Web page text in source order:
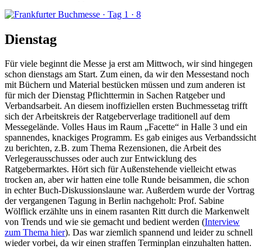
Dienstag
Für viele beginnt die Messe ja erst am Mittwoch, wir sind hingegen
schon dienstags am Start. Zum einen, da wir den Messestand noch
mit Büchern und Material bestücken müssen und zum anderen ist
für mich der Dienstag Pflichttermin in Sachen Ratgeber und
Verbandsarbeit. An diesem inoffiziellen ersten Buchmessetag trifft
sich der Arbeitskreis der Ratgeberverlage traditionell auf dem
Messegelände. Volles Haus im Raum „Facette“ in Halle 3 und ein
spannendes, knackiges Programm. Es gab einiges aus Verbandssicht
zu berichten, z.B. zum Thema Rezensionen, die Arbeit des
Verlegerausschusses oder auch zur Entwicklung des
Ratgebermarktes. Hört sich für Außenstehende vielleicht etwas
trocken an, aber wir hatten eine tolle Runde beisammen, die schon
in echter Buch-Diskussionslaune war. Außerdem wurde der Vortrag
der vergangenen Tagung in Berlin nachgeholt: Prof. Sabine
Wölflick erzählte uns in einem rasanten Ritt durch die Markenwelt
von Trends und wie sie gemacht und bedient werden (Interview
zum Thema hier). Das war ziemlich spannend und leider zu schnell
wieder vorbei, da wir einen straffen Terminplan einzuhalten hatten.